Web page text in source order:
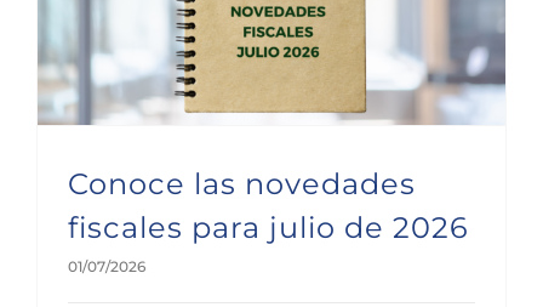
Conoce las novedades
fiscales para julio de 2026
01/07/2026